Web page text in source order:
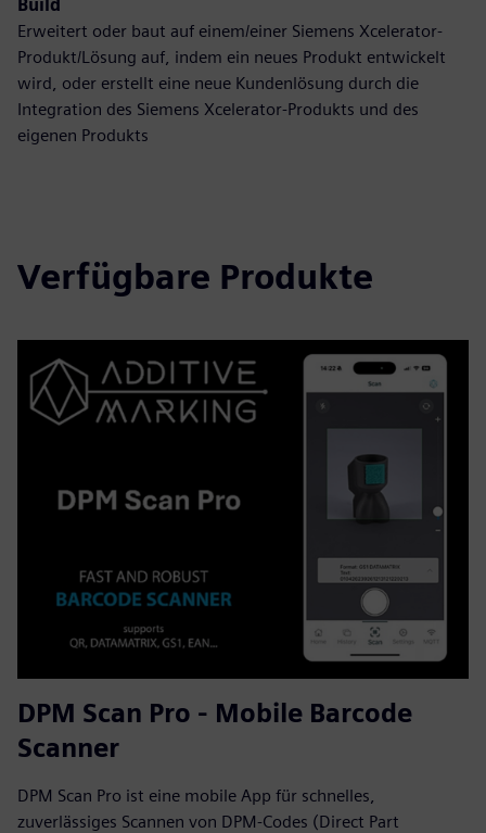
Build
Erweitert oder baut auf einem/einer Siemens Xcelerator-
Produkt/Lösung auf, indem ein neues Produkt entwickelt
wird, oder erstellt eine neue Kundenlösung durch die
Integration des Siemens Xcelerator-Produkts und des
eigenen Produkts
Verfügbare Produkte
DPM Scan Pro - Mobile Barcode
Scanner
DPM Scan Pro ist eine mobile App für schnelles,
zuverlässiges Scannen von DPM-Codes (Direct Part